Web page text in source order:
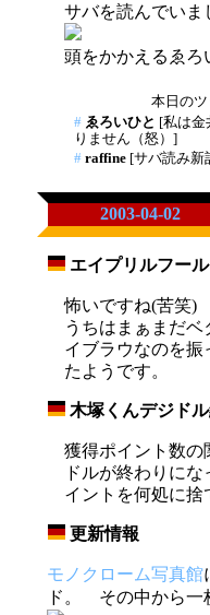
サバを読んでいま
頭をかかえるゑろ
本日の
# ゑろいひと [私は金
りません（怒）]
# raffine [サバ読み新
2003-04-02
エイプリルフー
怖いですね(苦笑)
うちはまぁまだ
イブラウなのを振
たようです。
木塚くんデジド
獲得ポイント数の
ドルが終わりに
イントを何処に捨
更新情報
モノクローム写真館
ド。 その中から一